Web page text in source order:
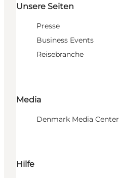
Unsere Seiten
Presse
Business Events
Reisebranche
Media
Denmark Media Center
Hilfe